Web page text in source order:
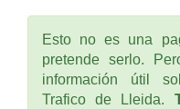
Esto no es una
pretende serlo.
información útil
Trafico de Lleida.